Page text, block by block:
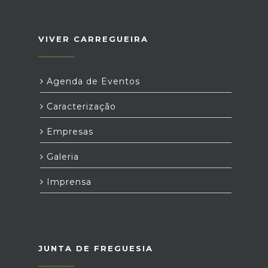
VIVER CARREGUEIRA
Agenda de Eventos
Caracterização
Empresas
Galeria
Imprensa
JUNTA DE FREGUESIA